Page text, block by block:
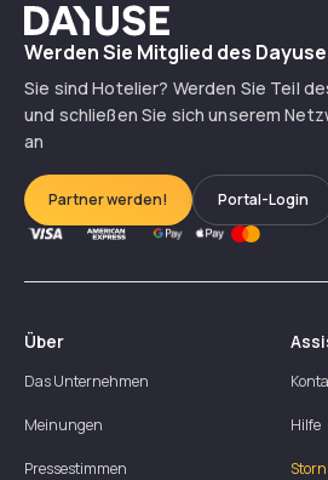
Dayuse
Werden Sie Mitglied des
Sie sind Hotelier? Werden Sie Teil
und schließen Sie sich unserem
an
Partner werden! Portal-Login
Über
Das Unternehmen
Meinungen
Pressestimmen
Hilfe